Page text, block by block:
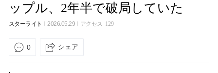
ップル、2年半で破局していた
スターライト 2026.05.29 アクセス 129
0 シェア